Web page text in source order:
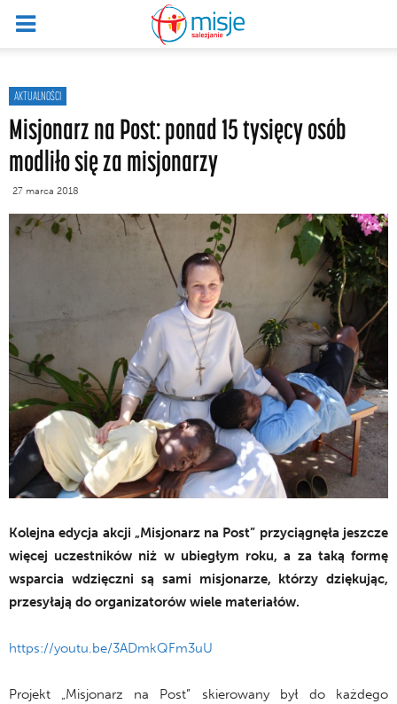
AKTUALNOŚCI
Misjonarz na Post: ponad 15 tysięcy osób
modliło się za misjonarzy
27 marca 2018
Kolejna edycja akcji „Misjonarz na Post” przyciągnęła jeszcze
więcej uczestników niż w ubiegłym roku, a za taką formę
wsparcia wdzięczni są sami misjonarze, którzy dziękując,
przesyłają do organizatorów wiele materiałów.
https://youtu.be/3ADmkQFm3uU
Projekt „Misjonarz na Post” skierowany był do każdego